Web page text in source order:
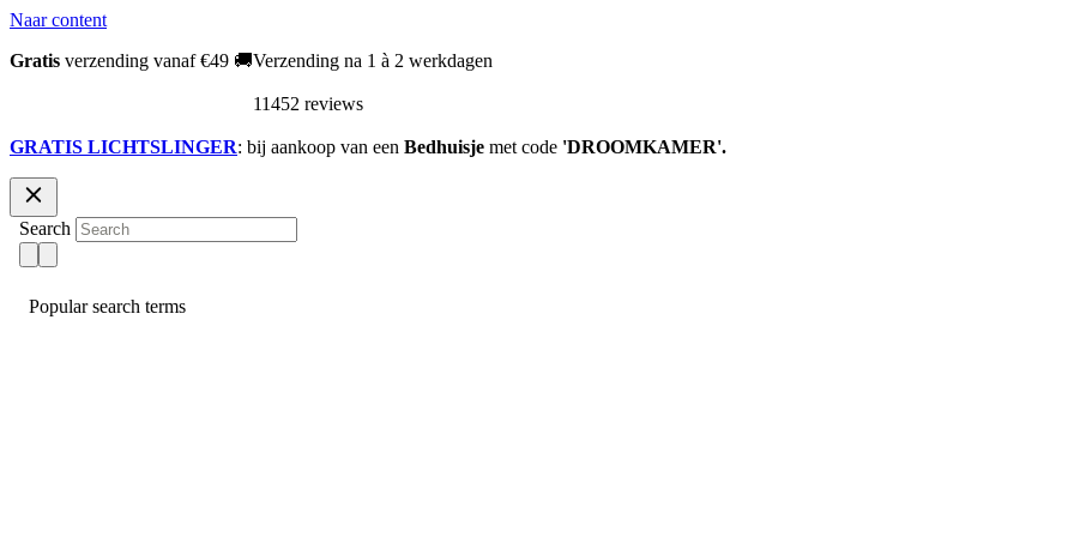
Naar content
Gratis verzending vanaf €49 🚚Verzending na 1 à 2 werkdagen
11452 reviews
GRATIS LICHTSLINGER: bij aankoop van een Bedhuisje met code 'DROOMKAMER'.
Search
Popular search terms